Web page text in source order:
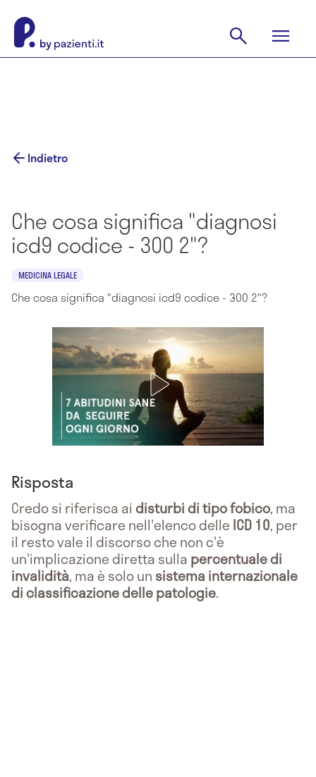
Indietro
Che cosa significa "diagnosi
icd9 codice - 300 2"?
MEDICINA LEGALE
Che cosa significa "diagnosi icd9 codice - 300 2"?
Risposta
Credo si riferisca aidisturbi di tipo fobico, ma
bisogna verificare nell'elenco delle ICD 10, per
il resto vale il discorso che non c'è
un'implicazione diretta sulla percentuale di
invalidità, ma è solo un sistema internazionale
di classificazione delle patologie.